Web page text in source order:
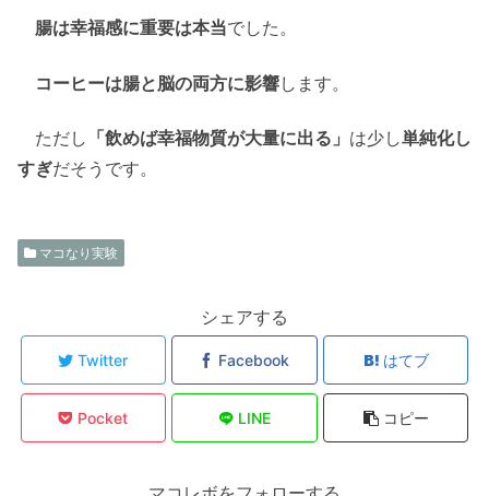
腸は幸福感に重要は本当でした。
コーヒーは腸と脳の両方に影響します。
ただし 「飲めば幸福物質が大量に出る」 は少し単純化し
すぎだそうです。
マコなり実験
シェアする
Twitter Facebook はてブ
Pocket LINE コピー